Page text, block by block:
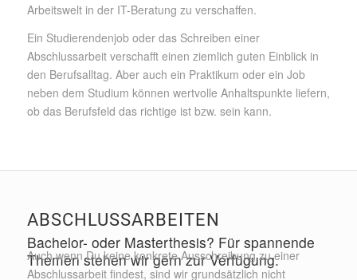
Arbeitswelt in der IT-Beratung zu verschaffen.
Ein Studierendenjob oder das Schreiben einer
Abschlussarbeit verschafft einen ziemlich guten Einblick in
den Berufsalltag. Aber auch ein Praktikum oder ein Job
neben dem Studium können wertvolle Anhaltspunkte liefern,
ob das Berufsfeld das richtige ist bzw. sein kann.
ABSCHLUSSARBEITEN
Bachelor- oder Masterthesis? Für spannende
Themen stehen wir gern zur Verfügung.
Auch wenn Du keine konkrete Ausschreibung zu einer
Abschlussarbeit findest, sind wir grundsätzlich nicht